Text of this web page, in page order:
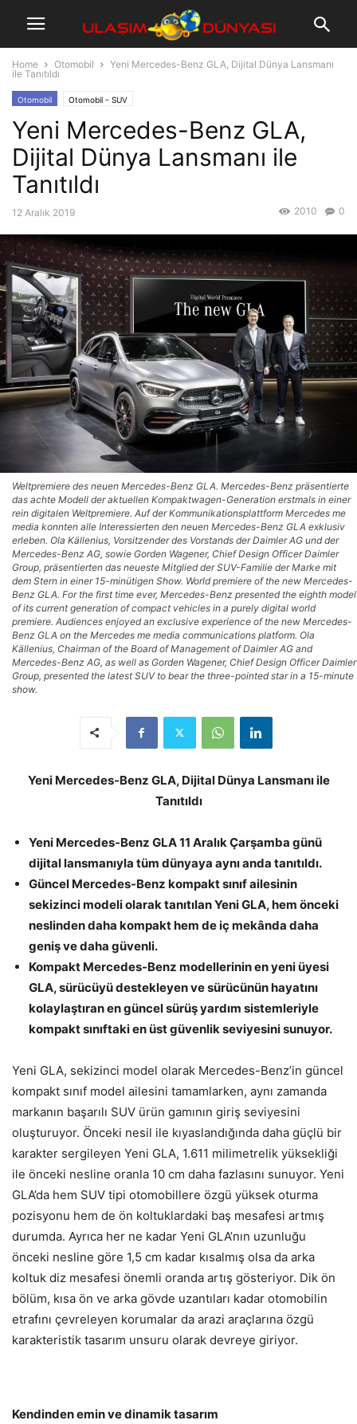
Home Otomobil
Yeni Mercedes-Benz GLA, Dijital Dünya Lansmanı
ile Tanıtıldı
Otomobil Otomobil - SUV
Yeni Mercedes-Benz GLA,
Dijital Dünya Lansmanı ile
Tanıtıldı
12 Aralık 2019 0
2010
Weltpremiere des neuen Mercedes-Benz GLA. Mercedes-Benz präsentierte
das achte Modell der aktuellen Kompaktwagen-Generation erstmals in einer
rein digitalen Weltpremiere. Auf der Kommunikationsplattform Mercedes me
media konnten alle Interessierten den neuen Mercedes-Benz GLA exklusiv
erleben. Ola Källenius, Vorsitzender des Vorstands der Daimler AG und der
Mercedes-Benz AG, sowie Gorden Wagener, Chief Design Officer Daimler
Group, präsentierten das neueste Mitglied der SUV-Familie der Marke mit
dem Stern in einer 15-minütigen Show. World premiere of the new Mercedes-
Benz GLA. For the first time ever, Mercedes-Benz presented the eighth model
of its current generation of compact vehicles in a purely digital world
premiere. Audiences enjoyed an exclusive experience of the new Mercedes-
Benz GLA on the Mercedes me media communications platform. Ola
Källenius, Chairman of the Board of Management of Daimler AG and
Mercedes-Benz AG, as well as Gorden Wagener, Chief Design Officer Daimler
Group, presented the latest SUV to bear the three-pointed star in a 15-minute
show.
Yeni Mercedes-Benz GLA, Dijital Dünya Lansmanı ile
Tanıtıldı
Yeni Mercedes-Benz GLA 11 Aralık Çarşamba günü
dijital lansmanıyla tüm dünyaya aynı anda tanıtıldı.
Güncel Mercedes-Benz kompakt sınıf ailesinin
sekizinci modeli olarak tanıtılan Yeni GLA, hem önceki
neslinden daha kompakt hem de iç mekânda daha
geniş ve daha güvenli.
Kompakt Mercedes-Benz modellerinin en yeni üyesi
GLA, sürücüyü destekleyen ve sürücünün hayatını
kolaylaştıran en güncel sürüş yardım sistemleriyle
kompakt sınıftaki en üst güvenlik seviyesini sunuyor.
Yeni GLA, sekizinci model olarak Mercedes-Benz’in güncel
kompakt sınıf model ailesini tamamlarken, aynı zamanda
markanın başarılı SUV ürün gamının giriş seviyesini
oluşturuyor. Önceki nesil ile kıyaslandığında daha güçlü bir
karakter sergileyen Yeni GLA, 1.611 milimetrelik yüksekliği
ile önceki nesline oranla 10 cm daha fazlasını sunuyor. Yeni
GLA’da hem SUV tipi otomobillere özgü yüksek oturma
pozisyonu hem de ön koltuklardaki baş mesafesi artmış
durumda. Ayrıca her ne kadar Yeni GLA’nın uzunluğu
önceki nesline göre 1,5 cm kadar kısalmış olsa da arka
koltuk diz mesafesi önemli oranda artış gösteriyor. Dik ön
bölüm, kısa ön ve arka gövde uzantıları kadar otomobilin
etrafını çevreleyen korumalar da arazi araçlarına özgü
karakteristik tasarım unsuru olarak devreye giriyor.
Kendinden emin ve dinamik tasarım